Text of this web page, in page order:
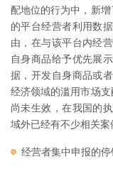
配地位的行为中，新
的平台经营者利用数
由，在与该平台内经
自身商品给予优先展
据，开发自身商品或
经济领域的滥用市场
尚未生效，在我国的
域外已经有不少相关案
经营者集中申报的